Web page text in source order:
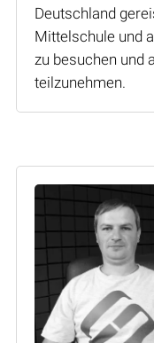
Deutschland
Mittelschule und
zu besuchen und
teilzunehmen.